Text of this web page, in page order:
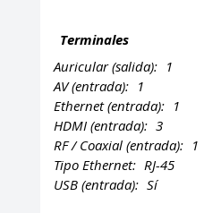
Terminales
Auricular (salida): 1
AV (entrada): 1
Ethernet (entrada): 1
HDMI (entrada): 3
RF / Coaxial (entrada): 1
Tipo Ethernet: RJ-45
USB (entrada): Sí